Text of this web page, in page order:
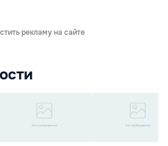
рекламу на сайте